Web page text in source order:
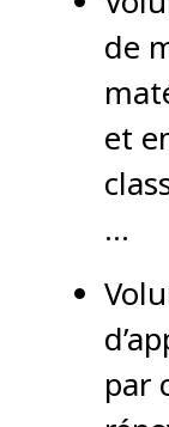
de
et
…
par